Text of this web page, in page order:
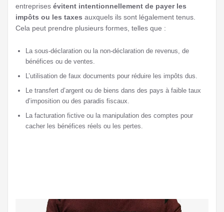
entreprises évitent intentionnellement de payer les
impôts ou les taxes auxquels ils sont légalement tenus.
Cela peut prendre plusieurs formes, telles que :
La sous-déclaration ou la non-déclaration de revenus, de
bénéfices ou de ventes.
L’utilisation de faux documents pour réduire les impôts dus.
Le transfert d’argent ou de biens dans des pays à faible taux
d’imposition ou des paradis fiscaux.
La facturation fictive ou la manipulation des comptes pour
cacher les bénéfices réels ou les pertes.